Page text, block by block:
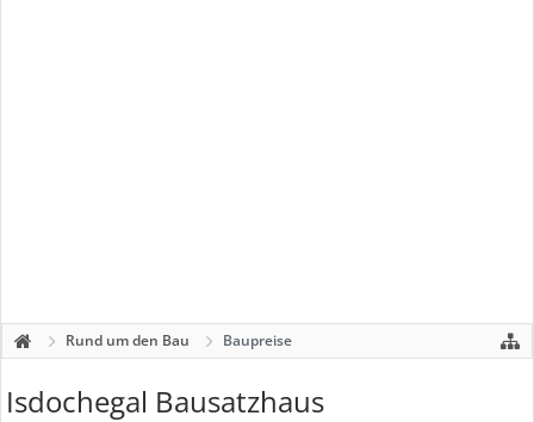
Rund um den Bau Baupreise
Isdochegal Bausatzhaus